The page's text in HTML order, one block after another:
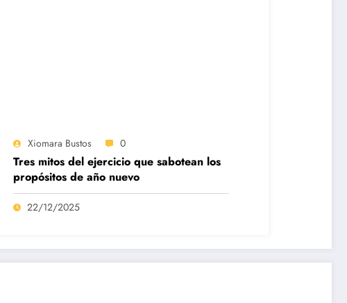
Xiomara Bustos 0
Tres mitos del ejercicio que sabotean los
propósitos de año nuevo
22/12/2025